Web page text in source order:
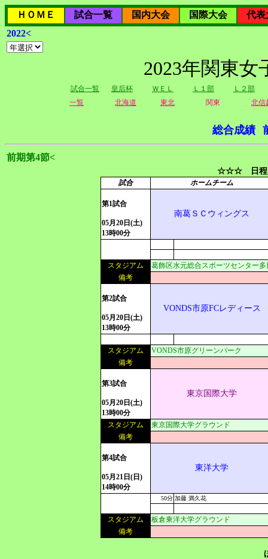
ＨＯＭＥ 試合一覧 国内大会 国際大会
代表
2022<
2023年関東
試合一覧 皇后杯 ＷＥＬ Ｌ１部
Ｌ２部
一覧
北海道 東北 関東 北信
総合成績
前期第4節<
☆☆☆ 日程
試合 ホームチーム
第1試合
05月20日(土)
13時00分
南葛ＳＣウィングス
スタジアム
葛飾区水元総合スポーツセンター多
備考
第2試合
05月20日(土)
13時00分
VONDS市原FCレディース
スタジアム
VONDS市原グリーンパーク
備考
第3試合
05月20日(土)
13時00分
東京国際大学
スタジアム
東京国際大学グラウンド
備考
第4試合
05月21日(日)
14時00分
東洋大学
50分 加藤 満久花
スタジアム
板倉東洋大学グラウンド
備考